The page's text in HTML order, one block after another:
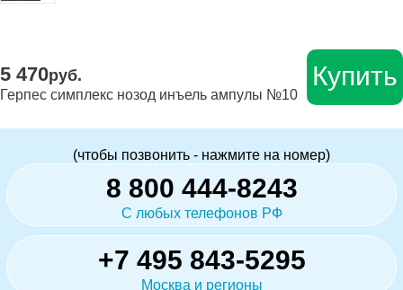
5 470руб.
Герпес симплекс нозод инъель ампулы №10
Купить
(чтобы позвонить - нажмите на номер)
8 800 444-8243
С любых телефонов РФ
+7 495 843-5295
Москва и регионы